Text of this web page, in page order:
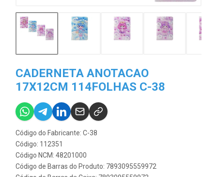
CADERNETA ANOTACAO
17X12CM 114FOLHAS C-38
Código do Fabricante: C-38
Código: 112351
Código NCM: 48201000
Código de Barras do Produto: 7893095559972